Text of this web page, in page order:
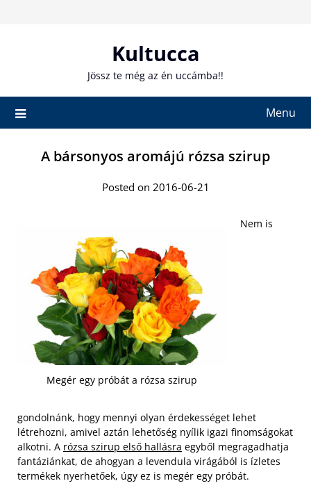
Kultucca
Jössz te még az én uccámba!!
Menu
A bársonyos aromájú rózsa szirup
Posted on 2016-06-21
Megér egy próbát a rózsa szirup
Nem is
gondolnánk, hogy mennyi olyan érdekességet lehet
létrehozni, amivel aztán lehetőség nyílik igazi finomságokat
alkotni. A rózsa szirup első hallásra egyből megragadhatja
fantáziánkat, de ahogyan a levendula virágából is ízletes
termékek nyerhetőek, úgy ez is megér egy próbát.